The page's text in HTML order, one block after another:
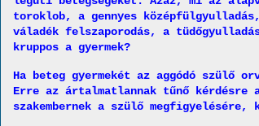
toroklob, a gennyes
váladék felszaporodás, a
kruppos a gyermek?
Ha beteg gyermekét az aggódó szülő
Erre az ártalmatlannak tűnő kérdésre
szakembernek a szülő